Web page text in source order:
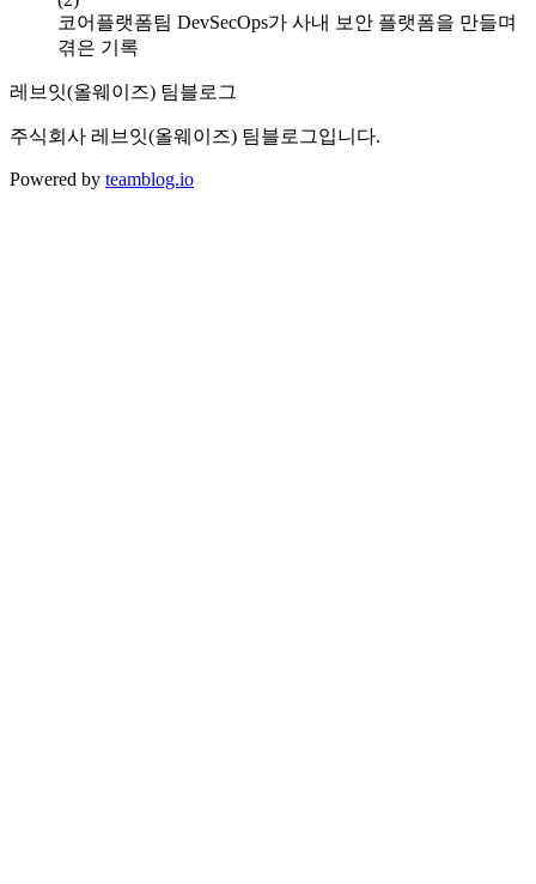
코어플랫폼팀 DevSecOps가 사내 보안 플랫폼을 만들며
겪은 기록
레브잇(올웨이즈) 팀블로그
주식회사 레브잇(올웨이즈) 팀블로그입니다.
Powered by teamblog.io